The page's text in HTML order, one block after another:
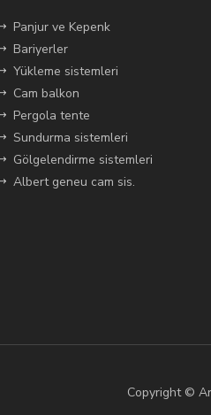
Panjur ve Kepenk
Bariyerler
Yükleme sistemleri
Cam balkon
Pergola tente
Sundurma sistemleri
Gölgelendirme sistemleri
Albert geneu cam sis.
Copyright ©